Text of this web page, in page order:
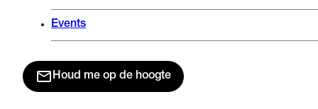
Events
Houd me op de hoogte